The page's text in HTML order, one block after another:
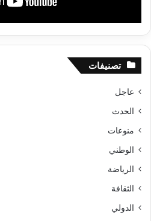
تصنيفات
عاجل
الحدث
منوعات
الوطني
الرياضة
الثقافة
الدولي